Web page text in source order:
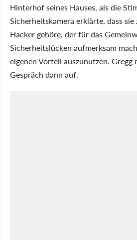
Hinterhof seines Hauses, als die
Sicherheitskamera erklärte, dass
Hacker gehöre, der für das
Sicherheitslücken aufmerksam
eigenen Vorteil auszunutzen. Gregg
Gespräch dann auf.